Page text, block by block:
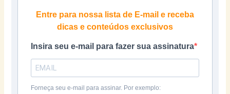
Entre para nossa lista de E-mail e receba
dicas e conteúdos exclusivos
Insira seu e-mail para fazer sua assinatura
Forneça seu e-mail para assinar. Por exemplo: